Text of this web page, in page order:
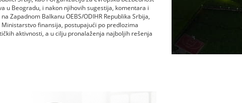
u Beogradu, i nakon njihovih sugestija, komentara i
Zapadnom Balkanu OEBS/ODIHR Republika Srbija,
finansija, postupajući po predlozima
aktivnosti, a u cilju pronalaženja najboljih rešenja